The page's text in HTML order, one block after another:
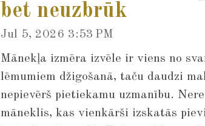
bet neuzbrūk
Jul 5, 2026 3:53 PM
Mānekļa izmēra izvēle ir viens no
lēmumiem džigošanā, taču daudzi
nepievērš pietiekamu uzmanību.
māneklis, kas vienkārši izskatās